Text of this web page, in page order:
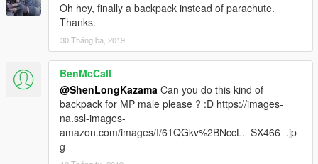
Oh hey, finally a backpack instead of parachute.
Thanks.
30 Tháng ba, 2019
BenMcCall
@ShenLongKazama Can you do this kind of
backpack for MP male please ? :D https://images-
na.ssl-images-
amazon.com/images/I/61QGkv%2BNccL._SX466_.jp
g